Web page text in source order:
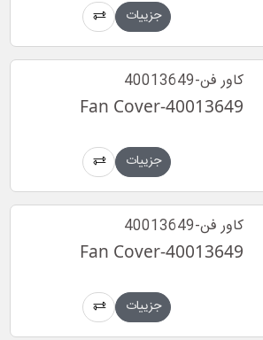
جزییات
کاور فن-40013649
Fan Cover-40013649
جزییات
کاور فن-40013649
Fan Cover-40013649
جزییات